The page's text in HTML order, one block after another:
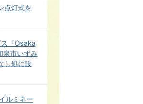
点灯式を
『Osaka
泉市いずみ
し処に設
ルミネー